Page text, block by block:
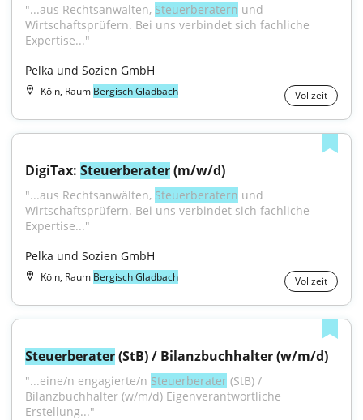
"...aus Rechtsanwälten, Steuerberatern und
Wirtschaftsprüfern. Bei uns verbindet sich fachliche
Expertise..."
Pelka und Sozien GmbH
Köln, Raum Bergisch Gladbach Vollzeit
DigiTax: Steuerberater (m/w/d)
"...aus Rechtsanwälten, Steuerberatern und
Wirtschaftsprüfern. Bei uns verbindet sich fachliche
Expertise..."
Pelka und Sozien GmbH
Köln, Raum Bergisch Gladbach Vollzeit
Steuerberater (StB) / Bilanzbuchhalter (w/m/d)
"...eine/n engagierte/n Steuerberater (StB) /
Bilanzbuchhalter (w/m/d) Eigenverantwortliche
Erstellung..."